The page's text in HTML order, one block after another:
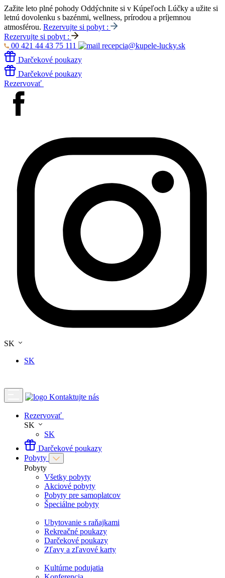
Zažite leto plné pohody Oddýchnite si v Kúpeľoch Lúčky a užite si
letnú dovolenku s bazénmi, wellness, prírodou a príjemnou
atmosférou. Rezervujte si pobyt :
Rezervujte si pobyt :
00 421 44 43 75 111
recepcia@kupele-lucky.sk
Darčekové poukazy
Darčekové poukazy
Rezervovať
SK
SK
Kontaktujte nás
Rezervovať
SK
SK
Darčekové poukazy
Pobyty
Pobyty
Všetky pobyty
Akciové pobyty
Pobyty pre samoplatcov
Špeciálne pobyty
Ubytovanie s raňajkami
Rekreačné poukazy
Darčekové poukazy
Zľavy a zľavové karty
Kultúrne podujatia